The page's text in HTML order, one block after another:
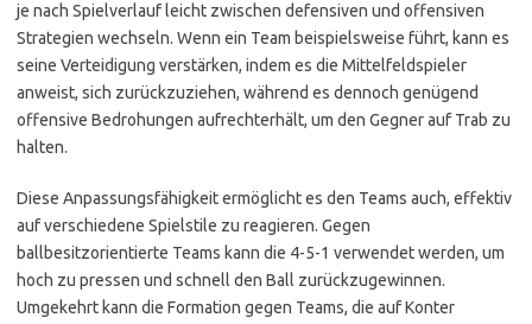
je nach Spielverlauf leicht zwischen defensiven und offensiven
Strategien wechseln. Wenn ein Team beispielsweise führt, kann es
seine Verteidigung verstärken, indem es die Mittelfeldspieler
anweist, sich zurückzuziehen, während es dennoch genügend
offensive Bedrohungen aufrechterhält, um den Gegner auf Trab zu
halten.
Diese Anpassungsfähigkeit ermöglicht es den Teams auch, effektiv
auf verschiedene Spielstile zu reagieren. Gegen
ballbesitzorientierte Teams kann die 4-5-1 verwendet werden, um
hoch zu pressen und schnell den Ball zurückzugewinnen.
Umgekehrt kann die Formation gegen Teams, die auf Konter